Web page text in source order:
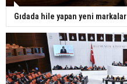
Gıdada hile yapan yeni markalar